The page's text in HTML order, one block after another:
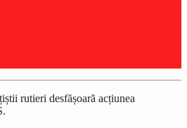
rutieri desfășoară acțiunea